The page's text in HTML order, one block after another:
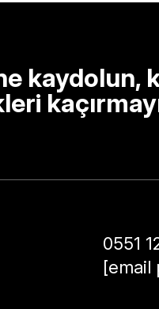
kaydolun,
0551
[email